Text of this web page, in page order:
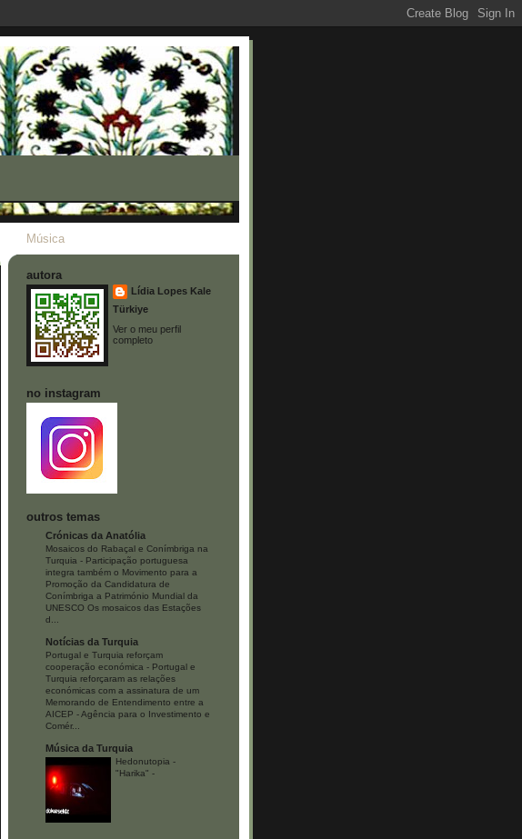
Música
autora
Lídia Lopes Kale
Türkiye
Ver o meu perfil
completo
no instagram
outros temas
Crónicas da Anatólia
Mosaicos do Rabaçal e Conímbriga na
Turquia - Participação portuguesa
integra também o Movimento para a
Promoção da Candidatura de
Conímbriga a Património Mundial da
UNESCO Os mosaicos das Estações
d...
Notícias da Turquia
Portugal e Turquia reforçam
cooperação económica - Portugal e
Turquia reforçaram as relações
económicas com a assinatura de um
Memorando de Entendimento entre a
AICEP - Agência para o Investimento e
Comér...
Música da Turquia
Hedonutopia -
"Harika" -